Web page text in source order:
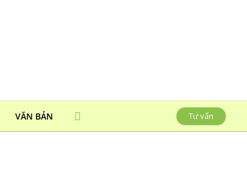
VĂN BẢN Tư vấn